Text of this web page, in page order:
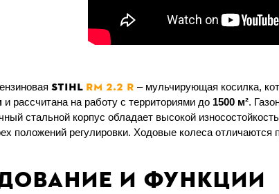
STIHL RM 2.2 R – мульчирующая косилка,
и рассчитана на работу с территориями до 1500 м².
стальной корпус обладает высокой
положений регулировки. Ходовые колеса
и функции